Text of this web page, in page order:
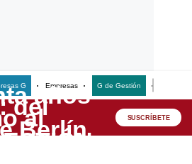
G Empresas G de Gestión
SUSCRÍBETE